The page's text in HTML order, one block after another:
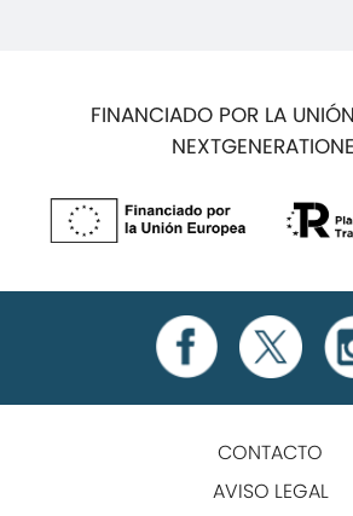
FINANCIADO POR LA
CONTACTO
AVISO LEGAL